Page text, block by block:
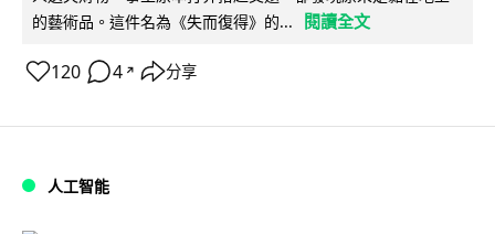
的藝術品。這件名為《失而復得》的...
閱讀全文
120 4 ↗ 分享
人工智能